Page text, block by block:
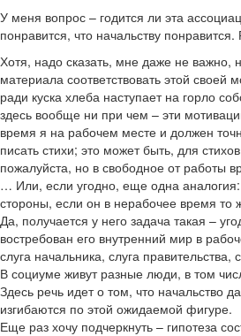
У меня вопрос – годится ли эта
понравится, что начальству
Хотя, надо сказать, мне даже не важно,
материала соответствовать этой
ради куска хлеба наступает на горло
здесь вообще ни при чем – эти
время я на рабочем месте и должен
писать стихи; это может быть, для
пожалуйста, но в свободное от работы
… Или, если угодно, еще одна аналогия:
стороны, если он в нерабочее время
Да, получается у него задача такая –
востребован его внутренний мир в
слуга начальника, слуга правительства,
В социуме живут разные люди, в том
Здесь речь идет о том, что начальство
изгибаются по этой ожидаемой фигуре.
Еще раз хочу подчеркнуть – гипотеза